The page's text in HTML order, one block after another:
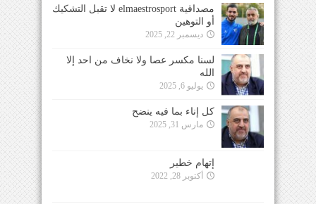
مصداقية elmaestrosport لا تقبل التشكيك
أو التوهين
ديسمبر 22, 2025
لسنا مكسر عصا ولا نخاف من احد إلا
الله
يوليو 6, 2025
كل إناء بما فيه ينضح
مارس 31, 2025
إتهام خطير
أكتوبر 28, 2022